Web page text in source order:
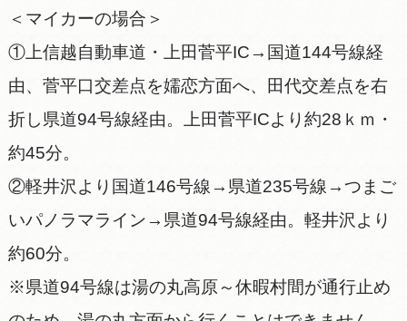
＜マイカーの場合＞
①上信越自動車道・上田菅平IC→国道144号線経
由、菅平口交差点を嬬恋方面へ、田代交差点を右
折し県道94号線経由。上田菅平ICより約28ｋｍ・
約45分。
②軽井沢より国道146号線→県道235号線→つまご
いパノラマライン→県道94号線経由。軽井沢より
約60分。
※県道94号線は湯の丸高原～休暇村間が通行止め